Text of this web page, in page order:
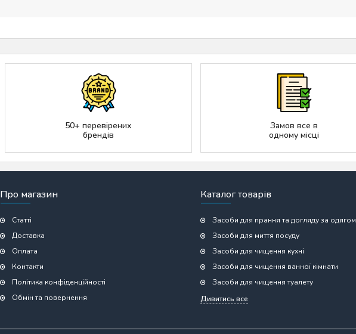
50+ перевірених
брендів
Замов все в
одному місці
Про магазин
Статті
Доставка
Оплата
Контакти
Політика конфіденційності
Обмін та повернення
Каталог товарів
Засоби для прання та догляду за одягом
Засоби для миття посуду
Засоби для чищення кухні
Засоби для чищення ванної кімнати
Засоби для чищення туалету
Дивитись все